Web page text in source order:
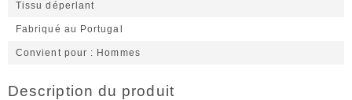
Tissu déperlant
Fabriqué au Portugal
Convient pour Hommes
Description du produit